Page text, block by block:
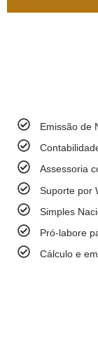
Emissão de
Assessoria
Suporte por
Simples
Pró-labore
Cálculo e